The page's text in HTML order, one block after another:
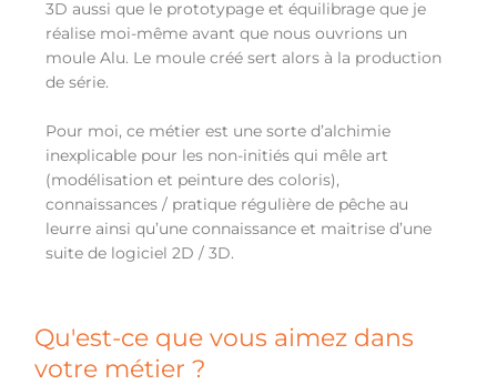
3D aussi que le prototypage et équilibrage que je
réalise moi-même avant que nous ouvrions un
moule Alu. Le moule créé sert alors à la production
de série.
Pour moi, ce métier est une sorte d’alchimie
inexplicable pour les non-initiés qui mêle art
(modélisation et peinture des coloris),
connaissances / pratique régulière de pêche au
leurre ainsi qu’une connaissance et maitrise d’une
suite de logiciel 2D / 3D.
Qu'est-ce que vous aimez dans
votre métier ?